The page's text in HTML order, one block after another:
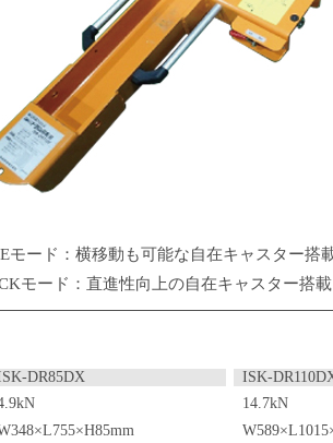
モード：横移動も可能な自在キャスター搭
モード：直進性向上の自在キャスター搭載
DR85DX
ISK-
14.7kN